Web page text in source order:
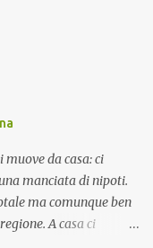
da casa: ci
manciata di nipoti.
ma comunque ben
A casa ci